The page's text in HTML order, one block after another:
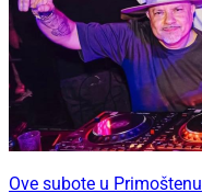
Ove subote u Primoštenu